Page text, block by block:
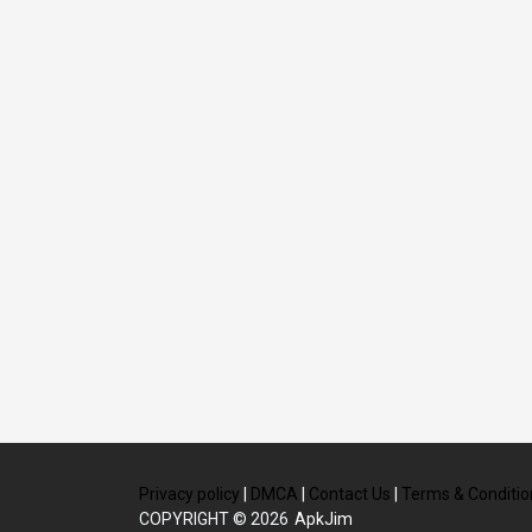
Privacy policy DMCA Contact Us Terms &
COPYRIGHT © 2026 ApkJim